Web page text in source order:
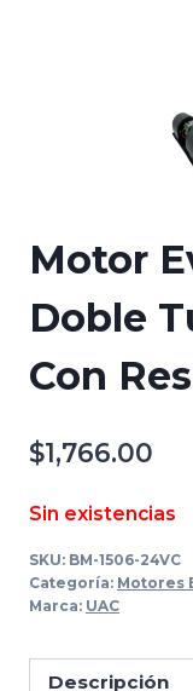
Motor
Doble
Con
$1,766.00
Sin existencias
SKU: BM-1506-24VC
Categoría: Motores
Marca: UAC
Descripción